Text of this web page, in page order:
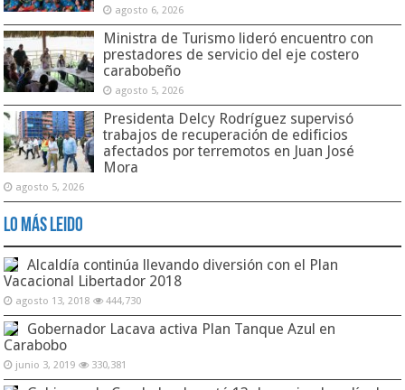
agosto 6, 2026
Ministra de Turismo lideró encuentro con
prestadores de servicio del eje costero
carabobeño
agosto 5, 2026
Presidenta Delcy Rodríguez supervisó
trabajos de recuperación de edificios
afectados por terremotos en Juan José
Mora
agosto 5, 2026
Lo Más Leido
Alcaldía continúa llevando diversión con el Plan
Vacacional Libertador 2018
agosto 13, 2018 444,730
Gobernador Lacava activa Plan Tanque Azul en
Carabobo
junio 3, 2019 330,381